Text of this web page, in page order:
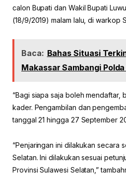
calon Bupati dan Wakil Bupati
(18/9/2019) malam lalu, di warkop
Baca: Bahas Situasi
Makassar Sambangi
“Bagi siapa saja boleh mendaftar,
kader. Pengambilan dan
tanggal 21 hingga 27 September
“Penjaringan ini dilakukan secara
Selatan. Ini dilakukan sesuai
Provinsi Sulawesi Selatan,”